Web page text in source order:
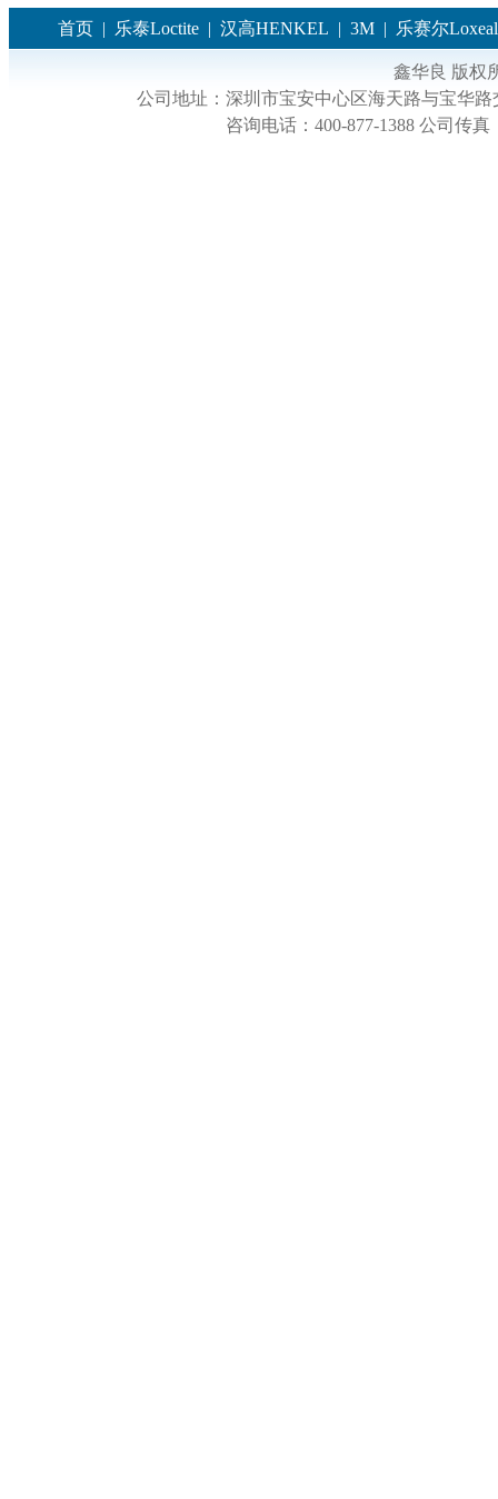
首页 | 乐泰Loctite | 汉高HENKEL | 3M | 乐赛尔Loxeal
鑫华良 版权
公司地址： 深圳市宝安中心区海天路与宝华
咨询电话： 400-877-1388公司传真